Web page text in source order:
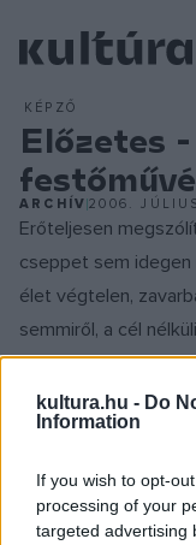
kultura.hu - Do
Information
If you wish to opt-
processing of your
targeted advertising
KÉPZŐ
Előzetes
ARCHÍV2006.
Erőteljesen
cseppet sem idegen
élet végtelen,
semmiről, a cél
jelenvalóságáról,
esszenciáról, ami a
kínálnak
ugyanarról szól -